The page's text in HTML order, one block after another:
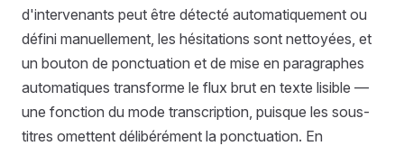
d'intervenants peut être détecté automatiquement ou
défini manuellement, les hésitations sont nettoyées, et
un bouton de ponctuation et de mise en paragraphes
automatiques transforme le flux brut en texte lisible —
une fonction du mode transcription, puisque les sous-
titres omettent délibérément la ponctuation. En